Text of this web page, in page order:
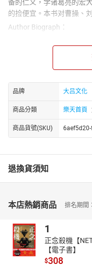
备的仁义，学诸葛亮的宏
的捡便宜。本书对曹操、
Author Biograph：
家，在国学普及、文学创
多个文化相关职务，是具
职业教育社职业指导中心
国大典》，其开设的国学
受到社会各阶层广泛欢迎
文化的传播与普及。
品牌 大吕文化
商品分類 樂天首頁
商品貨號(SKU)
退換貨須知
本店熱銷商品 排名期間
1
正念殺機【
【電子書】
$308